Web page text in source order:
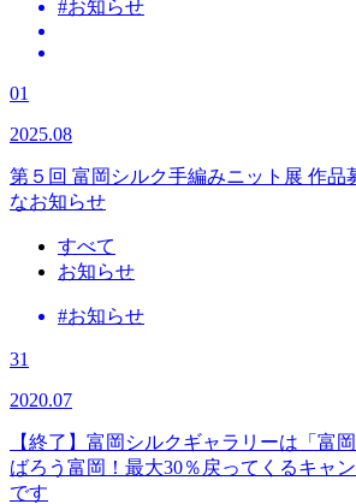
#お知らせ
01
2025.08
第５回 富岡シルク手編みニット展 作品
なお知らせ
すべて
お知らせ
#お知らせ
31
2020.07
【終了】富岡シルクギャラリーは「富
ばろう富岡！最大30％戻ってくるキャ
です